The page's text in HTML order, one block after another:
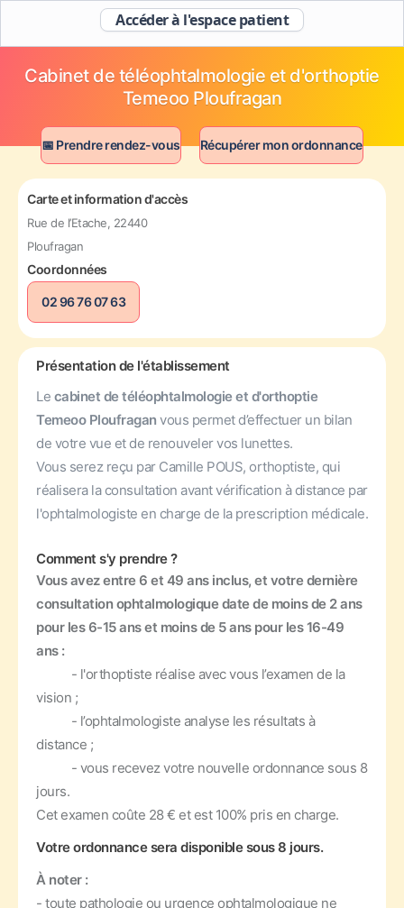
Accéder à l'espace patient
Cabinet de téléophtalmologie et d'orthoptie
Temeoo Ploufragan
📅 Prendre rendez-vous Récupérer mon ordonnance
Carte et information d'accès
Rue de l’Etache, 22440
Ploufragan
Coordonnées
02 96 76 07 63
Présentation de l'établissement
Le cabinet de téléophtalmologie et d'orthoptie
Temeoo Ploufragan vous permet d’effectuer un bilan
de votre vue et de renouveler vos lunettes.
Vous serez reçu par Camille POUS, orthoptiste, qui
réalisera la consultation avant vérification à distance par
l'ophtalmologiste en charge de la prescription médicale.
Comment s'y prendre ?
Vous avez entre 6 et 49 ans inclus, et votre dernière
consultation ophtalmologique date de moins de 2 ans
pour les 6-15 ans et moins de 5 ans pour les 16-49
ans :
- l'orthoptiste réalise avec vous l’examen de la
vision ;
- l’ophtalmologiste analyse les résultats à
distance ;
- vous recevez votre nouvelle ordonnance sous 8
jours.
Cet examen coûte 28 € et est 100% pris en charge.
Votre ordonnance sera disponible sous 8 jours.
À noter :
- toute pathologie ou urgence ophtalmologique ne